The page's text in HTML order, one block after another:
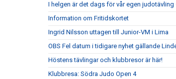
I helgen är det dags för vår egen
Information om Fritidskortet
Ingrid Nilsson uttagen till Junior-VM i Lima
OBS Fel datum i tidigare nyhet gällande
Höstens tävlingar och klubbresor är här!
Klubbresa: Södra Judo Open 4